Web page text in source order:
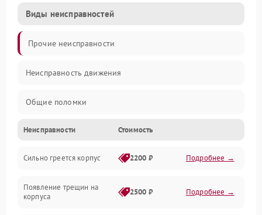
Виды неисправностей
Прочие неисправности
Неисправность движения
Общие поломки
Неисправность датчиков
Неисправность программного обеспечения
Проблемы с сигналом
Неисправности Стоимость
Сильно греется корпус 2200 ₽ Подробнее →
Появление трещин на
корпуса
2500 ₽ Подробнее →